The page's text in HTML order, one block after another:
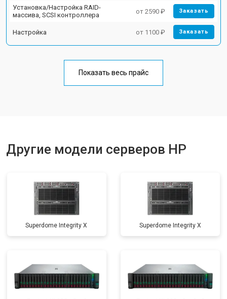
Установка/Настройка RAID-
массива, SCSI контроллера
от 2590 ₽ Заказать
Настройка от 1100 ₽ Заказать
Показать весь прайс
Другие модели серверов HP
Superdome Integrity Х Superdome Integrity Х